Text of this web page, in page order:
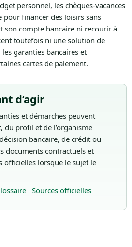
personnel, les chèques-vacances
financer des loisirs sans
son compte bancaire ni recourir à
toutefois ni une solution de
garanties bancaires et
cartes de paiement.
d’agir
et démarches peuvent
du profil et de l’organisme
bancaire, de crédit ou
documents contractuels et
officielles lorsque le sujet le
· Sources officielles